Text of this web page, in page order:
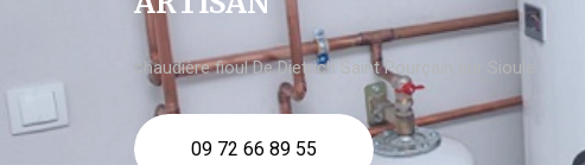
chaudière fioul De Dietrich Saint Pourçain sur Sioule
09 72 66 89 55